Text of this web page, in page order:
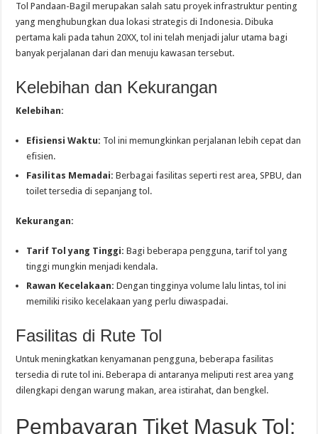
Tol Pandaan-Bagil merupakan salah satu proyek infrastruktur penting
yang menghubungkan dua lokasi strategis di Indonesia. Dibuka
pertama kali pada tahun 20XX, tol ini telah menjadi jalur utama bagi
banyak perjalanan dari dan menuju kawasan tersebut.
Kelebihan dan Kekurangan
Kelebihan:
Efisiensi Waktu: Tol ini memungkinkan perjalanan lebih cepat dan
efisien.
Fasilitas Memadai: Berbagai fasilitas seperti rest area, SPBU, dan
toilet tersedia di sepanjang tol.
Kekurangan:
Tarif Tol yang Tinggi: Bagi beberapa pengguna, tarif tol yang
tinggi mungkin menjadi kendala.
Rawan Kecelakaan: Dengan tingginya volume lalu lintas, tol ini
memiliki risiko kecelakaan yang perlu diwaspadai.
Fasilitas di Rute Tol
Untuk meningkatkan kenyamanan pengguna, beberapa fasilitas
tersedia di rute tol ini. Beberapa di antaranya meliputi rest area yang
dilengkapi dengan warung makan, area istirahat, dan bengkel.
Pembayaran Tiket Masuk Tol: